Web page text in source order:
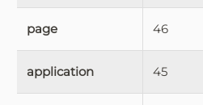
page 46
application 45